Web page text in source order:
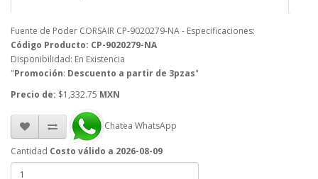
Fuente de Poder CORSAIR CP-9020279-NA - Especificaciones:
Código Producto: CP-9020279-NA
Disponibilidad: En Existencia
"Promoción: Descuento a partir de 3pzas"
Precio de: $1,332.75 MXN
Chatea WhatsApp
Cantidad Costo válido a 2026-08-09